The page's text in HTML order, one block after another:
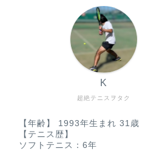
超絶テニスヲタク
K
【年齢】 1993年生まれ 31歳
【テニス歴】
ソフトテニス：6年